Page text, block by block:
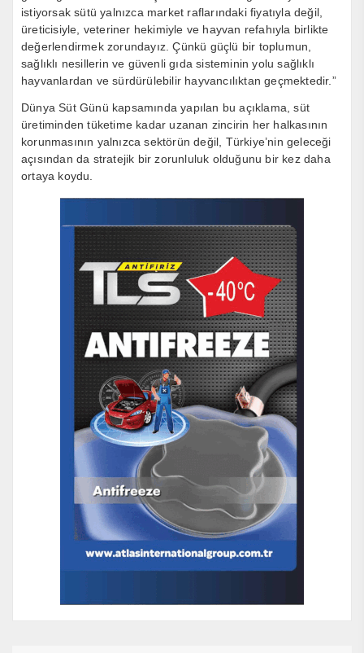
istiyorsak sütü yalnızca market raflarındaki fiyatıyla değil,
üreticisiyle, veteriner hekimiyle ve hayvan refahıyla birlikte
değerlendirmek zorundayız. Çünkü güçlü bir toplumun,
sağlıklı nesillerin ve güvenli gıda sisteminin yolu sağlıklı
hayvanlardan ve sürdürülebilir hayvancılıktan geçmektedir.”
Dünya Süt Günü kapsamında yapılan bu açıklama, süt
üretiminden tüketime kadar uzanan zincirin her halkasının
korunmasının yalnızca sektörün değil, Türkiye’nin geleceği
açısından da stratejik bir zorunluluk olduğunu bir kez daha
ortaya koydu.